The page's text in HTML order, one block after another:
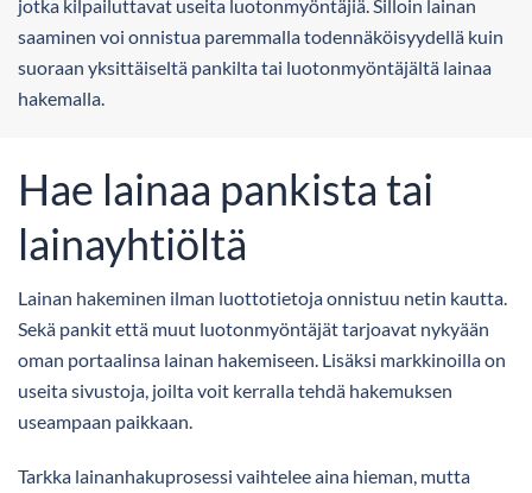
jotka kilpailuttavat useita luotonmyöntäjiä. Silloin lainan
saaminen voi onnistua paremmalla todennäköisyydellä kuin
suoraan yksittäiseltä pankilta tai luotonmyöntäjältä lainaa
hakemalla.
Hae lainaa pankista tai
lainayhtiöltä
Lainan hakeminen ilman luottotietoja onnistuu netin kautta.
Sekä pankit että muut luotonmyöntäjät tarjoavat nykyään
oman portaalinsa lainan hakemiseen. Lisäksi markkinoilla on
useita sivustoja, joilta voit kerralla tehdä hakemuksen
useampaan paikkaan.
Tarkka lainanhakuprosessi vaihtelee aina hieman, mutta